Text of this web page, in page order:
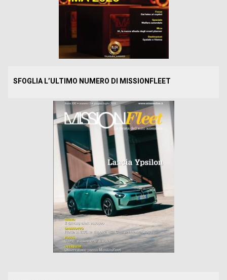
SFOGLIA L’ULTIMO NUMERO DI MISSIONFLEET